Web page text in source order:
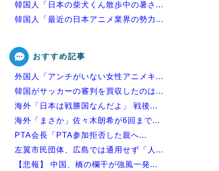
韓国人「日本の柴犬くん散歩中の暑さ...
韓国人「最近の日本アニメ業界の勢力...
Powered by livedoor 相互RSS
おすすめ記事
外国人「アンチがいない女性アニメキ...
韓国がサッカーの審判を買収したのは...
海外「日本は戦勝国なんだよ」 戦後...
海外「まさか」佐々木朗希が6回まで...
PTA会長「PTA参加拒否した親へ...
左翼市民団体、広島では通用せず「人...
【悲報】 中国、橋の欄干が強風一発...